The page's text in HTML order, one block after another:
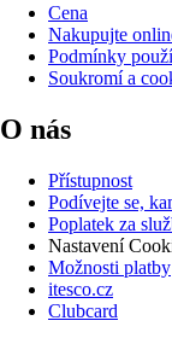
Cena
Nakupujte
Podmínky
Soukromí a
O nás
Přístupnost
Podívejte se,
Poplatek za
Nastavení
Možnosti platby
itesco.cz
Clubcard